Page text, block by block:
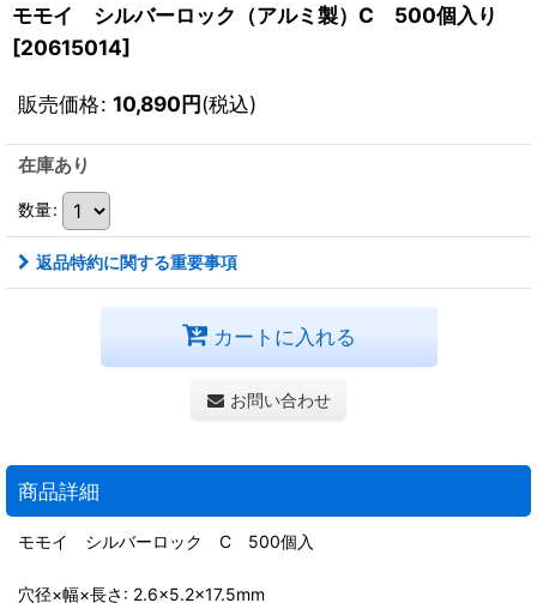
モモイ シルバーロック（アルミ製）C 500個入り
[20615014]
販売価格: 10,890円(税込)
在庫あり
数量:
返品特約に関する重要事項
カートに入れる
お問い合わせ
商品詳細
モモイ シルバーロック C 500個入
穴径×幅×長さ: 2.6×5.2×17.5mm